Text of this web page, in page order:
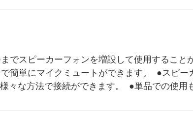
でスピーカーフォンを増設して使用するこ
簡単にマイクミュートができます。  ●スピ
々な方法で接続ができます。  ●単品での使用